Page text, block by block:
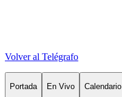
Volver al Telégrafo
Portada En Vivo Calendario